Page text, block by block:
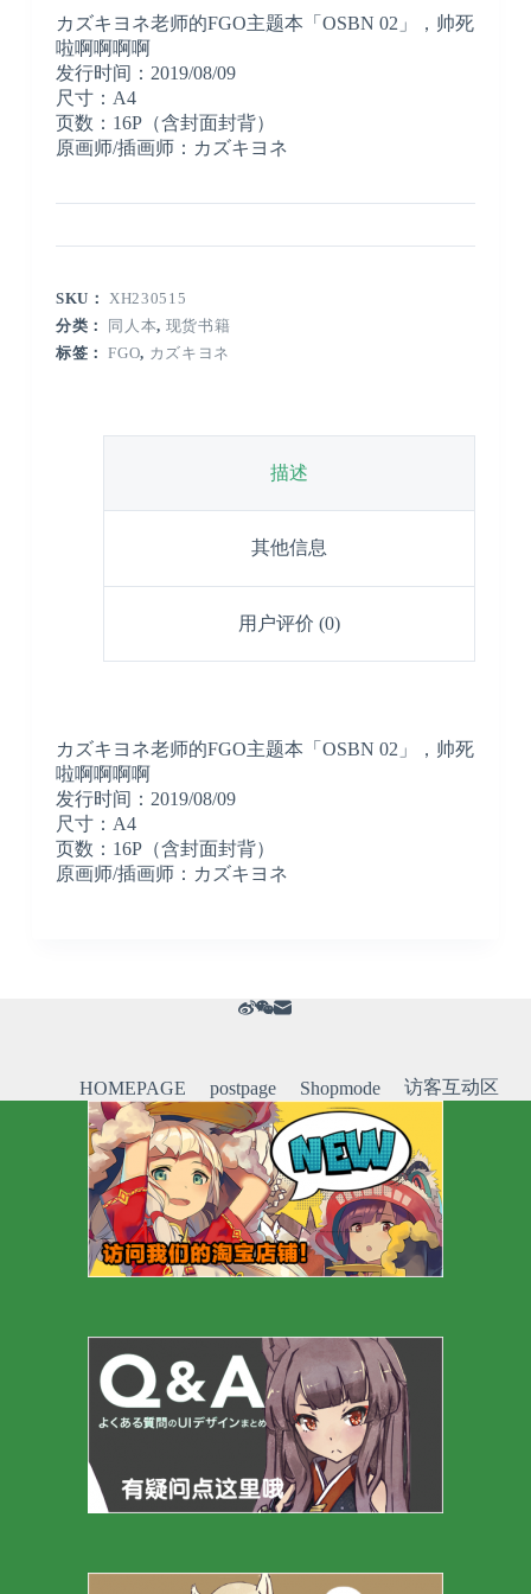
カズキヨネ老师的FGO主题本「OSBN 02」，帅死
啦啊啊啊啊
发行时间：2019/08/09
尺寸：A4
页数：16P（含封面封背）
原画师/插画师：カズキヨネ
SKU： XH230515
分类： 同人本, 现货书籍
标签：FGO, カズキヨネ
描述
其他信息
用户评价 (0)
カズキヨネ老师的FGO主题本「OSBN 02」，帅死
啦啊啊啊啊
发行时间：2019/08/09
尺寸：A4
页数：16P（含封面封背）
原画师/插画师：カズキヨネ
HOMEPAGE postpage Shopmode 访客互动区